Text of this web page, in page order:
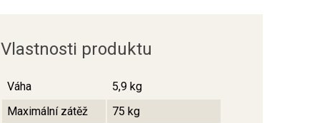
Vlastnosti produktu
Váha
5,9 kg
Maximální zátěž
75 kg